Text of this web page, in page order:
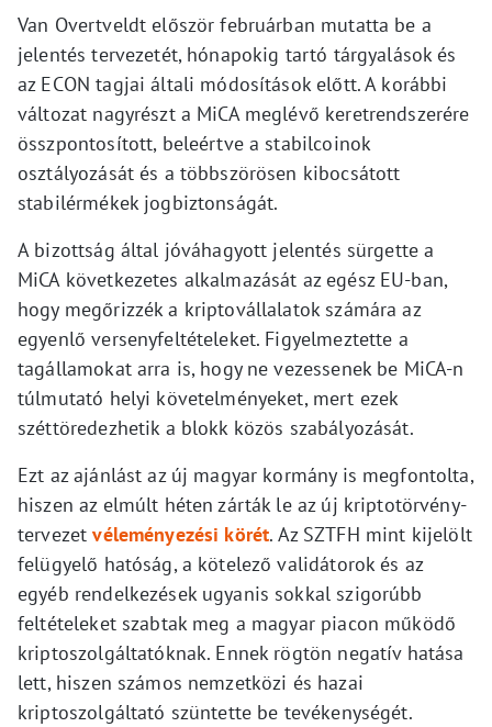
Van Overtveldt először februárban mutatta be a
jelentés tervezetét, hónapokig tartó tárgyalások és
az ECON tagjai általi módosítások előtt. A korábbi
változat nagyrészt a MiCA meglévő keretrendszerére
összpontosított, beleértve a stabilcoinok
osztályozását és a többszörösen kibocsátott
stabilérmékek jogbiztonságát.
A bizottság által jóváhagyott jelentés sürgette a
MiCA következetes alkalmazását az egész EU-ban,
hogy megőrizzék a kriptovállalatok számára az
egyenlő versenyfeltételeket. Figyelmeztette a
tagállamokat arra is, hogy ne vezessenek be MiCA-n
túlmutató helyi követelményeket, mert ezek
széttöredezhetik a blokk közös szabályozását.
Ezt az ajánlást az új magyar kormány is megfontolta,
hiszen az elmúlt héten zárták le az új kriptotörvény-
tervezetvéleményezési körét. Az SZTFH mint kijelölt
felügyelő hatóság, a kötelező validátorok és az
egyéb rendelkezések ugyanis sokkal szigorúbb
feltételeket szabtak meg a magyar piacon működő
kriptoszolgáltatóknak. Ennek rögtön negatív hatása
lett, hiszen számos nemzetközi és hazai
kriptoszolgáltató szüntette be tevékenységét.